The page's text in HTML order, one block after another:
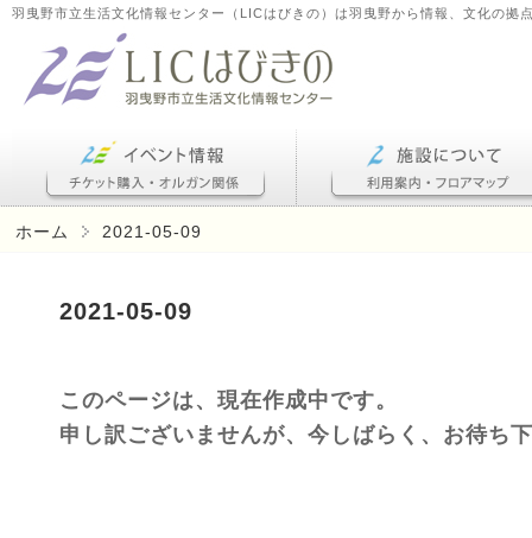
羽曳野市立生活文化情報センター（LICはびきの）は羽曳野から情報、文化の拠
ホーム 2021-05-09
2021-05-09
このページは、現在作成中です。
申し訳ございませんが、今しばらく、お待ち